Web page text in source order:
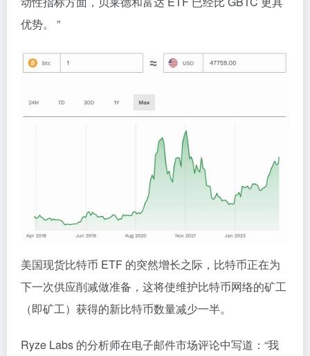
优势。 ”
美国现货比特币 ETF 的突然增长之际，比特币正在为
下一次供应削减做准备，这将使维护比特币网络的矿工
（即矿工）获得的新比特币数量减少一半。
Ryze Labs 的分析师在电子邮件市场评论中写道：“我